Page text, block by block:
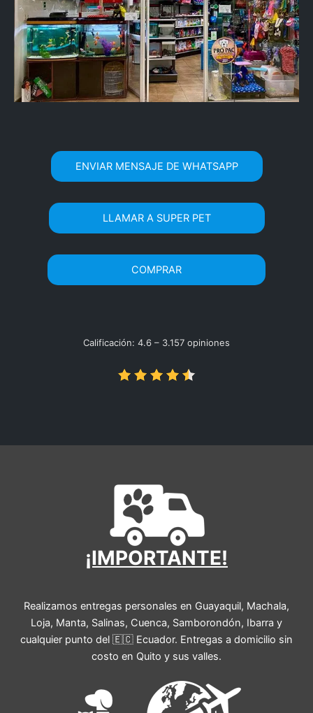
ENVIAR MENSAJE DE WHATSAPP
LLAMAR A SUPER PET
COMPRAR
Calificación: 4.6 – ‎3.157 opiniones
¡IMPORTANTE!
Realizamos entregas personales en Guayaquil, Machala,
Loja, Manta, Salinas, Cuenca, Samborondón, Ibarra y
cualquier punto del 🇪🇨 Ecuador. Entregas a domicilio sin
costo en Quito y sus valles.